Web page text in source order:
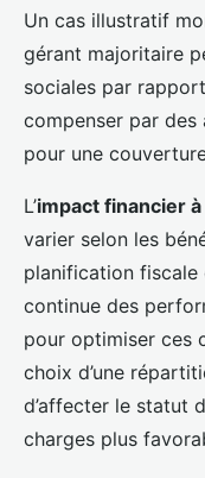
Un cas illustratif
gérant majoritaire
sociales par
compenser par des
pour une
L’impact financier
varier selon les
planification
continue des
pour optimiser ces
choix d’une
d’affecter le statut
charges plus